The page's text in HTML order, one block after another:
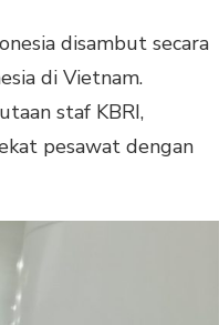
disambut secara
di Vietnam.
staf KBRI,
pesawat dengan